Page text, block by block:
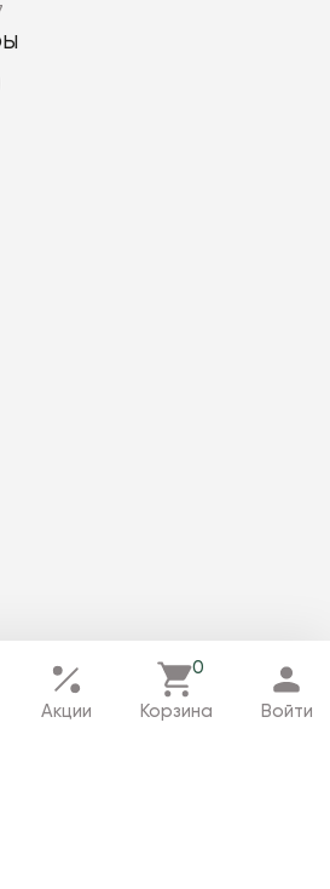
Акции
0
Корзина Войти
ООО «МИРРЭЙ»